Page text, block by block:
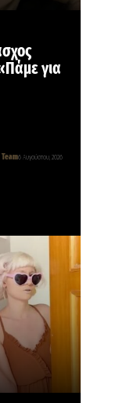
για
6 Αυγούστου, 2026